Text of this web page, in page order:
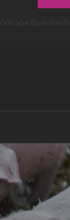
oder Backofen für